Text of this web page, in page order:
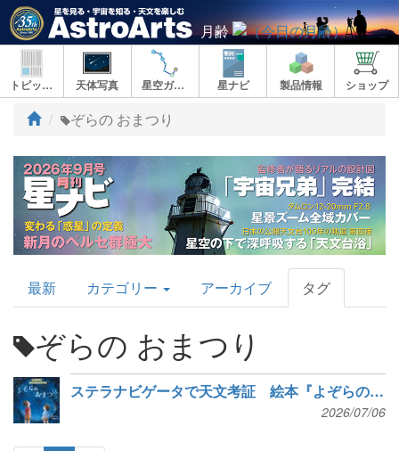
月齢
トピックス 天体写真 星空ガイド 星ナビ 製品情報 ショップ
ト
プ
ぞらの おまつり
AstroArts
Topics
最新 カテゴリー アーカイブ タグ
ぞらの おまつり
ステラナビゲータで天文考証 絵本『よぞらの おまつり』
2026/07/06